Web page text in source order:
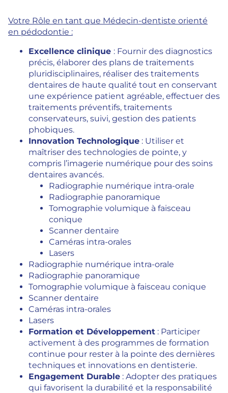
Votre Rôle en tant que Médecin-dentiste orienté
en pédodontie :
Excellence clinique : Fournir des diagnostics
précis, élaborer des plans de traitements
pluridisciplinaires, réaliser des traitements
dentaires de haute qualité tout en conservant
une expérience patient agréable, effectuer des
traitements préventifs, traitements
conservateurs, suivi, gestion des patients
phobiques.
Innovation Technologique : Utiliser et
maîtriser des technologies de pointe, y
compris l’imagerie numérique pour des soins
dentaires avancés.
Radiographie numérique intra-orale
Radiographie panoramique
Tomographie volumique à faisceau
conique
Scanner dentaire
Caméras intra-orales
Lasers
Radiographie numérique intra-orale
Radiographie panoramique
Tomographie volumique à faisceau conique
Scanner dentaire
Caméras intra-orales
Lasers
Formation et Développement : Participer
activement à des programmes de formation
continue pour rester à la pointe des dernières
techniques et innovations en dentisterie.
Engagement Durable : Adopter des pratiques
qui favorisent la durabilité et la responsabilité